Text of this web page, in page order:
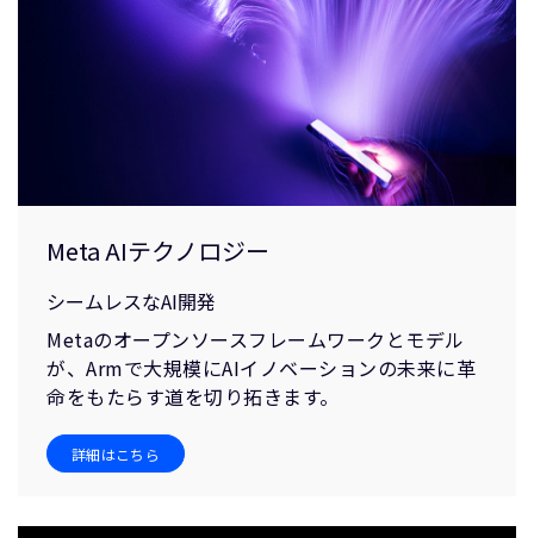
Meta AIテクノロジー
シームレスなAI開発
Metaのオープンソースフレームワークとモデル
が、Armで大規模にAIイノベーションの未来に革
命をもたらす道を切り拓きます。
詳細はこちら